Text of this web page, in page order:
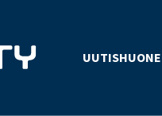
UUTISHUONE